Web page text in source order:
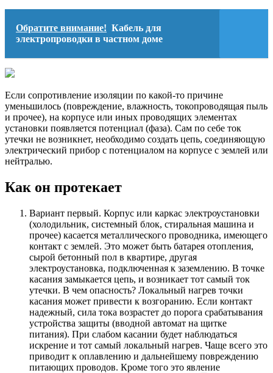
Обратите внимание! Кабель для
электропроводки в частном доме
Если сопротивление изоляции по какой-то причине
уменьшилось (повреждение, влажность, токопроводящая пыль
и прочее), на корпусе или иных проводящих элементах
установки появляется потенциал (фаза). Сам по себе ток
утечки не возникнет, необходимо создать цепь, соединяющую
электрический прибор с потенциалом на корпусе с землей или
нейтралью.
Как он протекает
Вариант первый. Корпус или каркас электроустановки
(холодильник, системный блок, стиральная машина и
прочее) касается металлического проводника, имеющего
контакт с землей. Это может быть батарея отопления,
сырой бетонный пол в квартире, другая
электроустановка, подключенная к заземлению. В точке
касания замыкается цепь, и возникает тот самый ток
утечки. В чем опасность? Локальный нагрев точки
касания может привести к возгоранию. Если контакт
надежный, сила тока возрастет до порога срабатывания
устройства защиты (вводной автомат на щитке
питания). При слабом касании будет наблюдаться
искрение и тот самый локальный нагрев. Чаще всего это
приводит к оплавлению и дальнейшему повреждению
питающих проводов. Кроме того это явление